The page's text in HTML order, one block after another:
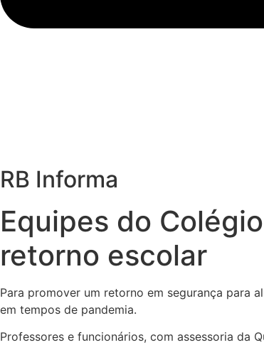
RB Informa
Equipes do
retorno escolar
Para promover um retorno em segurança para
em tempos de pandemia.
Professores e funcionários, com assessoria da